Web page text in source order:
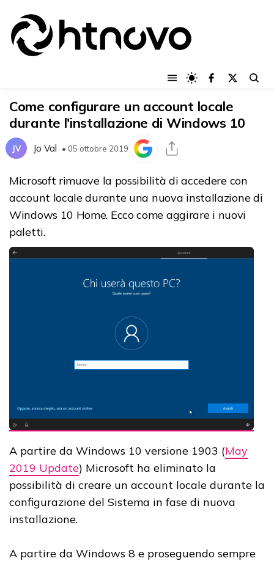
Come configurare un account locale
durante l'installazione di Windows 10
JV Jo Val • 05 ottobre 2019
Microsoft rimuove la possibilità di accedere con
account locale durante una nuova installazione di
Windows 10 Home. Ecco come aggirare i nuovi
paletti.
A partire da Windows 10 versione 1903 (May
2019 Update) Microsoft ha eliminato la
possibilità di creare un account locale durante la
configurazione del Sistema in fase di nuova
installazione.
A partire da Windows 8 e proseguendo sempre